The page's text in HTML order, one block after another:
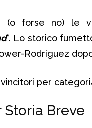
(o forse no) le
“. Lo storico
Rodriguez
per
Breve